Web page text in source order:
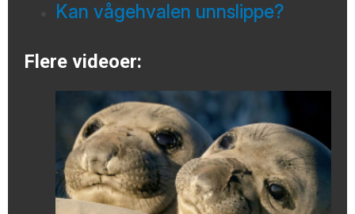
Kan vågehvalen unnslippe?
Flere videoer: